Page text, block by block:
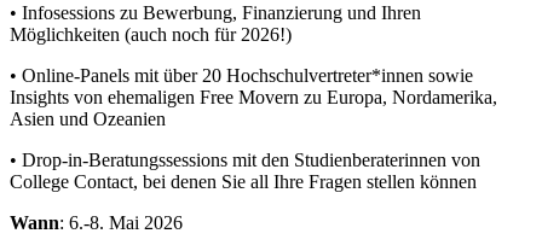
• Infosessions zu Bewerbung, Finanzierung und Ihren
Möglichkeiten (auch noch für 2026!)
• Online-Panels mit über 20 Hochschulvertreter*innen sowie
Insights von ehemaligen Free Movern zu Europa, Nordamerika,
Asien und Ozeanien
• Drop-in-Beratungssessions mit den Studienberaterinnen von
College Contact, bei denen Sie all Ihre Fragen stellen können
Wann: 6.-8. Mai 2026